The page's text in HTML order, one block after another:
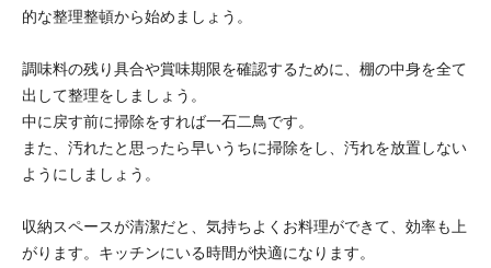
的な整理整頓から始めましょう。
調味料の残り具合や賞味期限を確認するために、棚の中身を全て
出して整理をしましょう。
中に戻す前に掃除をすれば一石二鳥です。
また、汚れたと思ったら早いうちに掃除をし、汚れを放置しない
ようにしましょう。
収納スペースが清潔だと、気持ちよくお料理ができて、効率も上
がります。キッチンにいる時間が快適になります。